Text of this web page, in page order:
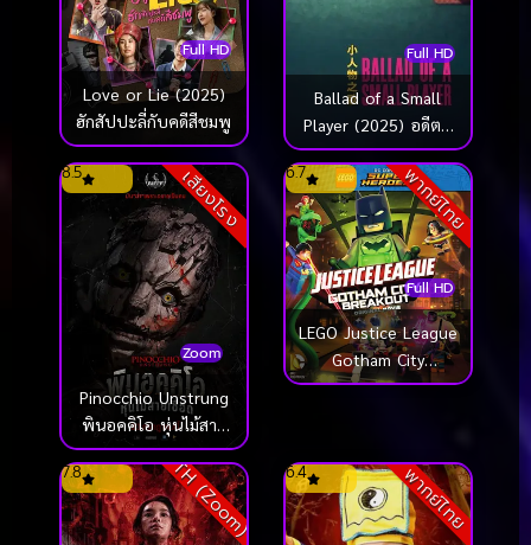
Full HD
Love or Lie (2025)
ฮักสัปปะลี่กับคดีสีชมพู
Full HD
Ballad of a Small
Player (2025) อดีตที่
ตามไล่ล่า ชะตาที่ไม่อาจ
ฝืน
เสียงโรง
Zoom
8.5
Pinocchio Unstrung
พินอคคิโอ หุ่นไม้สาย
เชือด (2026)
พากย์ไทย
Full HD
6.7
LEGO Justice League
Gotham City
Breakout (2016) เลโก้
TH (Zoom)
7.8 พากย์ไทย
6.4